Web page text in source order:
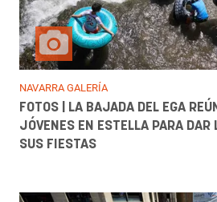
NAVARRA GALERÍA
FOTOS | LA BAJADA DEL EGA
JÓVENES EN ESTELLA PARA DAR
SUS FIESTAS